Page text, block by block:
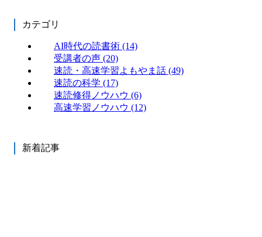
カテゴリ
AI時代の読書術 (14)
受講者の声 (20)
速読・高速学習よもやま話 (49)
速読の科学 (17)
速読修得ノウハウ (6)
高速学習ノウハウ (12)
新着記事